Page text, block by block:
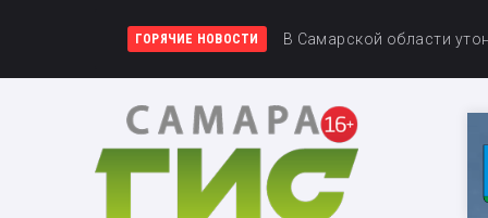
ГОРЯЧИЕ НОВОСТИ «Акрон» сыграл вничью с
В Самарской области
Первое поражение